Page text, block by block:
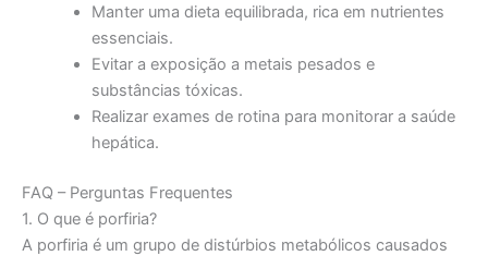
Manter uma dieta equilibrada, rica em nutrientes
essenciais.
Evitar a exposição a metais pesados e
substâncias tóxicas.
Realizar exames de rotina para monitorar a saúde
hepática.
FAQ – Perguntas Frequentes
1. O que é porfiria?
A porfiria é um grupo de distúrbios metabólicos causados